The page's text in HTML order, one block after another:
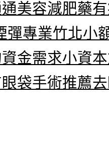
美容減肥藥
彈專業竹北小
金需求小資
袋手術推薦